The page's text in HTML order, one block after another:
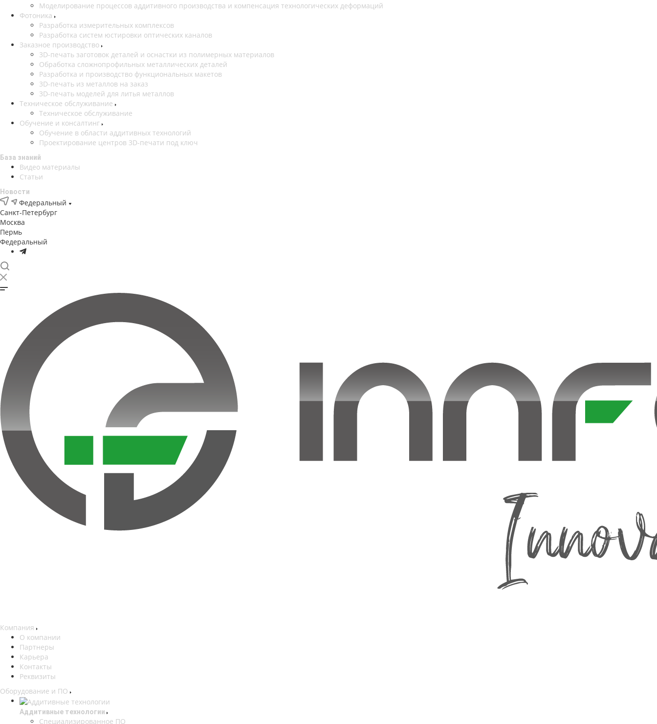
Моделирование процессов аддитивного производства и компенсация технологических деформаций
Фотоника
Разработка измерительных комплексов
Разработка систем юстировки оптических каналов
Заказное производство
3D-печать заготовок деталей и оснастки из полимерных материалов
Обработка сложнопрофильных металлических деталей
Разработка и производство функциональных макетов
3D-печать из металлов на заказ
3D-печать моделей для литья металлов
Техническое обслуживание
Техническое обслуживание
Обучение и консалтинг
Обучение в области аддитивных технологий
Проектирование центров 3D-печати под ключ
База знаний
Видео материалы
Статьи
Новости
Федеральный
Санкт-Петербург
Москва
Пермь
Федеральный
Компания
О компании
Партнеры
Карьера
Контакты
Реквизиты
Оборудование и ПО
Аддитивные технологии
Специализированное ПО